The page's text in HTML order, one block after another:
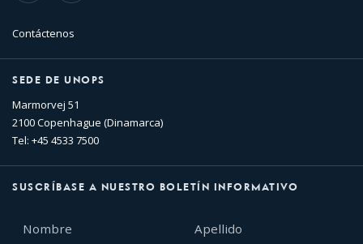
Contáctenos
SEDE DE UNOPS
Marmorvej 51
2100 Copenhague (Dinamarca)
Tel: +45 4533 7500
SUSCRÍBASE A NUESTRO BOLETÍN INFORMATIVO